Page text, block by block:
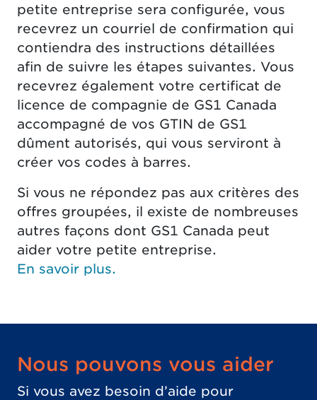
petite entreprise sera configurée, vous
recevrez un courriel de confirmation qui
contiendra des instructions détaillées
afin de suivre les étapes suivantes. Vous
recevrez également votre certificat de
licence de compagnie de GS1 Canada
accompagné de vos GTIN de GS1
dûment autorisés, qui vous serviront à
créer vos codes à barres.
Si vous ne répondez pas aux critères des
offres groupées, il existe de nombreuses
autres façons dont GS1 Canada peut
aider votre petite entreprise.
En savoir plus.
Nous pouvons vous aider
Si vous avez besoin d’aide pour